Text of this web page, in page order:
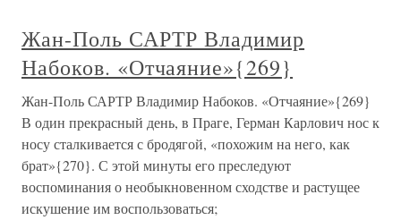
Жан-Поль САРТР Владимир
Набоков. «Отчаяние»{269}
Жан-Поль САРТР Владимир Набоков. «Отчаяние»{269}
В один прекрасный день, в Праге, Герман Карлович нос к
носу сталкивается с бродягой, «похожим на него, как
брат»{270}. С этой минуты его преследуют
воспоминания о необыкновенном сходстве и растущее
искушение им воспользоваться;